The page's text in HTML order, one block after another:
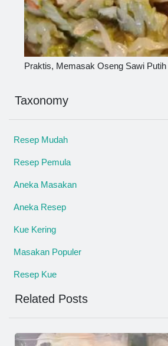
Praktis, Memasak Oseng Sawi
Taxonomy
Resep Mudah
Resep Pemula
Aneka Masakan
Aneka Resep
Kue Kering
Masakan Populer
Resep Kue
Related Posts